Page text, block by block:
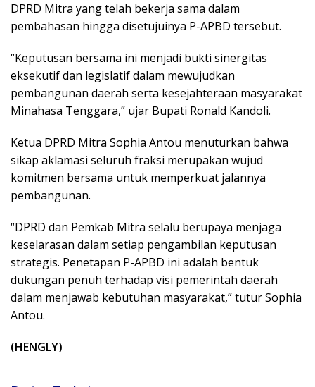
DPRD Mitra yang telah bekerja sama dalam
pembahasan hingga disetujuinya P-APBD tersebut.
“Keputusan bersama ini menjadi bukti sinergitas
eksekutif dan legislatif dalam mewujudkan
pembangunan daerah serta kesejahteraan masyarakat
Minahasa Tenggara,” ujar Bupati Ronald Kandoli.
Ketua DPRD Mitra Sophia Antou menuturkan bahwa
sikap aklamasi seluruh fraksi merupakan wujud
komitmen bersama untuk memperkuat jalannya
pembangunan.
“DPRD dan Pemkab Mitra selalu berupaya menjaga
keselarasan dalam setiap pengambilan keputusan
strategis. Penetapan P-APBD ini adalah bentuk
dukungan penuh terhadap visi pemerintah daerah
dalam menjawab kebutuhan masyarakat,” tutur Sophia
Antou.
(HENGLY)